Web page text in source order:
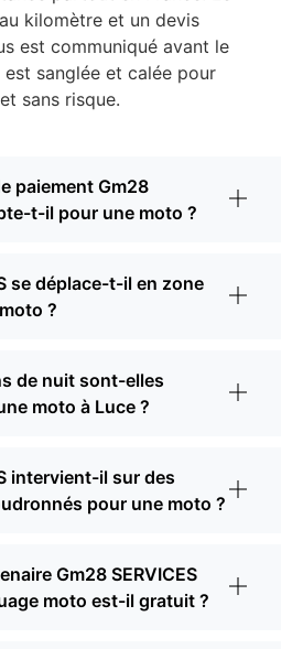
kilomètre et un devis
est communiqué avant le
sanglée et calée pour
sans risque.
paiement Gm28
t-il pour une moto ?
se déplace-t-il en zone
?
de nuit sont-elles
moto à Luce ?
intervient-il sur des
pour une moto ?
Gm28 SERVICES
moto est-il gratuit ?